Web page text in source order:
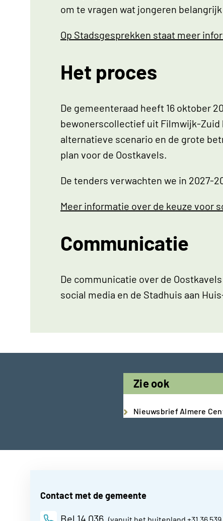
om te vragen wat jongeren
Op Stadsgesprekken staat meer
Het proces
De gemeenteraad heeft 16 oktober
bewonerscollectief uit Filmwijk-Zuid
alternatieve scenario en de grote
plan voor de Oostkavels.
De tenders verwachten we in 2027-
Meer informatie over de keuze voor
Communicatie
De communicatie over de
social media en de Stadhuis aan
Zie ook
Nieuwsbrief Almere
Contact met de gemeente